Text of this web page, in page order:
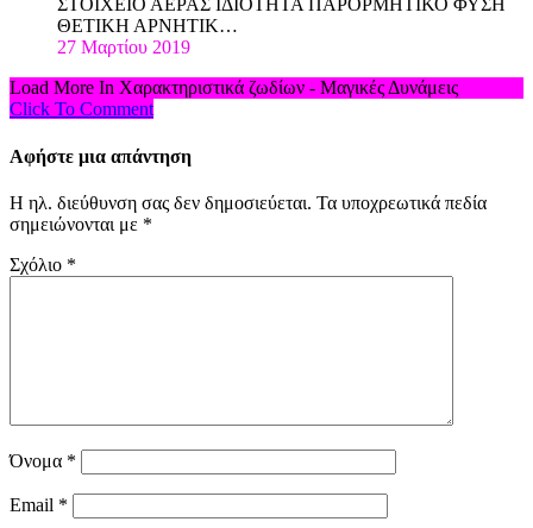
ΣΤΟΙΧΕΙΟ ΑΕΡΑΣ ΙΔΙΟΤΗΤΑ ΠΑΡΟΡΜΗΤΙΚΟ ΦΥΣΗ
ΘΕΤΙΚΗ ΑΡΝΗΤΙΚ…
27 Μαρτίου 2019
Load More In Χαρακτηριστικά ζωδίων - Μαγικές Δυνάμεις
Click To Comment
Αφήστε μια απάντηση
Η ηλ. διεύθυνση σας δεν δημοσιεύεται. Τα υποχρεωτικά πεδία
σημειώνονται με *
Σχόλιο *
Όνομα *
Email *